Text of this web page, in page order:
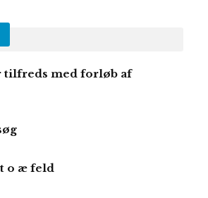
tilfreds med forløb af
o æ feld